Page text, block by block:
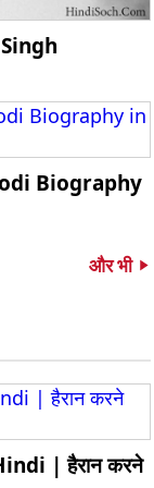
Biography
और भी
| हैरान करने